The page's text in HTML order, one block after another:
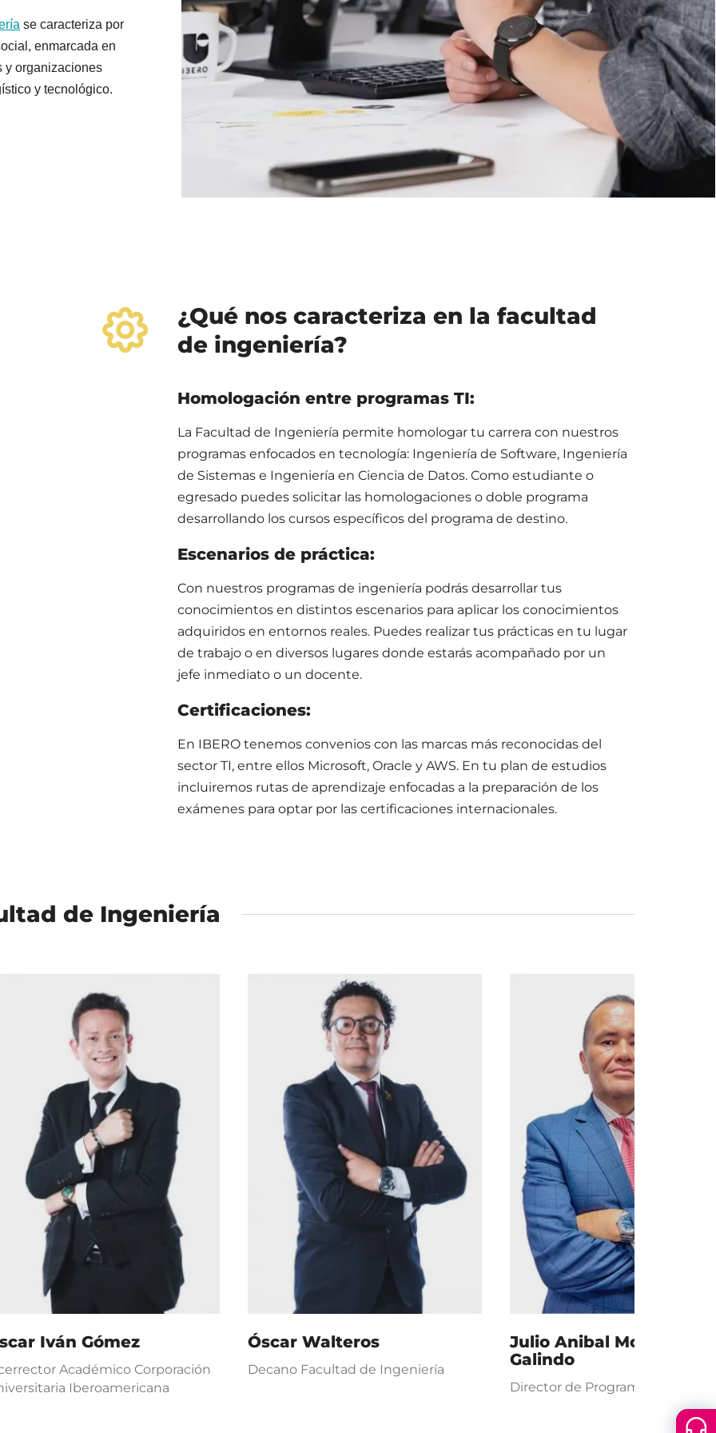
se caracteriza por
enmarcada en
y organizaciones
y tecnológico.
¿Qué nos caracteriza en la facultad
de ingeniería?
Homologación entre programas TI:
La Facultad de Ingeniería permite homologar tu carrera con nuestros
programas enfocados en tecnología: Ingeniería de Software, Ingeniería
de Sistemas e Ingeniería en Ciencia de Datos. Como estudiante o
egresado puedes solicitar las homologaciones o doble programa
desarrollando los cursos específicos del programa de destino.
Escenarios de práctica:
Con nuestros programas de ingeniería podrás desarrollar tus
conocimientos en distintos escenarios para aplicar los conocimientos
adquiridos en entornos reales. Puedes realizar tus prácticas en tu lugar
de trabajo o en diversos lugares donde estarás acompañado por un
jefe inmediato o un docente.
Certificaciones:
En IBERO tenemos convenios con las marcas más reconocidas del
sector TI, entre ellos Microsoft, Oracle y AWS. En tu plan de estudios
incluiremos rutas de aprendizaje enfocadas a la preparación de los
exámenes para optar por las certificaciones internacionales.
de Ingeniería
Iván Gómez
Académico Corporación
Iberoamericana
Óscar Walteros
Decano Facultad de Ingeniería
Julio Anibal Moreno
Galindo
Director de Programa